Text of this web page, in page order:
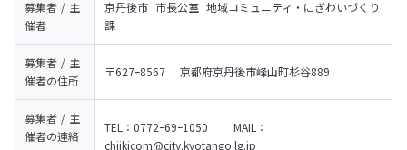
募集者 / 主
催者
京丹後市  市長公室  地域コミュニティ・にぎわいづくり
課
募集者 / 主
催者の住所
〒627ｰ8567    京都府京丹後市峰山町杉谷889
募集者 / 主
催者の連絡
TEL：0772ｰ69ｰ1050       MAIL：
chiikicom@city.kyotango.lg.jp